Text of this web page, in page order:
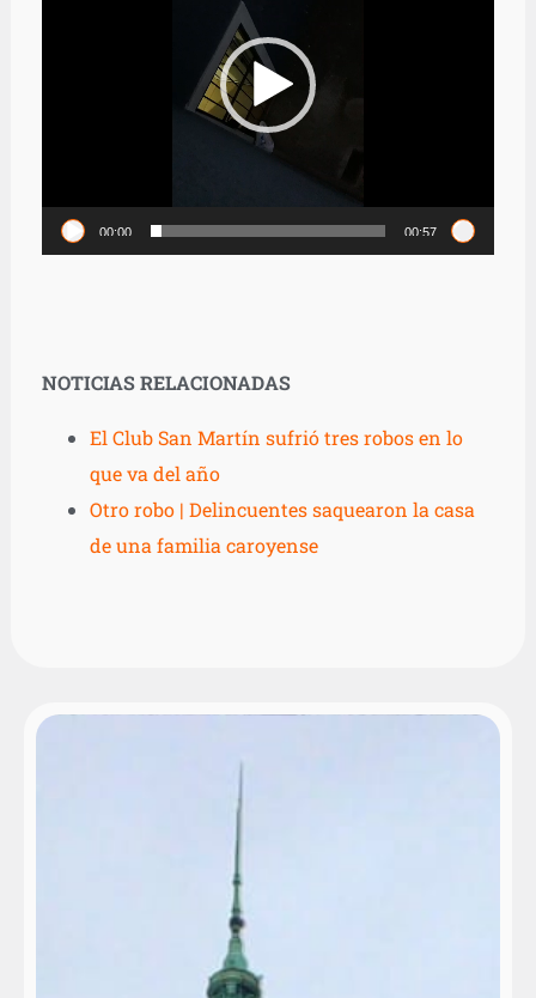
00:00 00:57
NOTICIAS RELACIONADAS
El Club San Martín sufrió tres robos en lo
que va del año
Otro robo | Delincuentes saquearon la casa
de una familia caroyense